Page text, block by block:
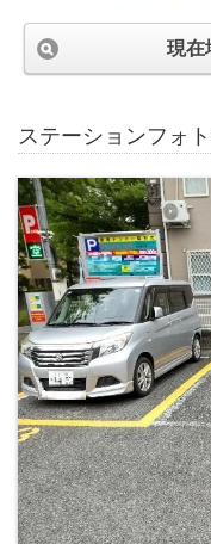
現在
ステーションフォ